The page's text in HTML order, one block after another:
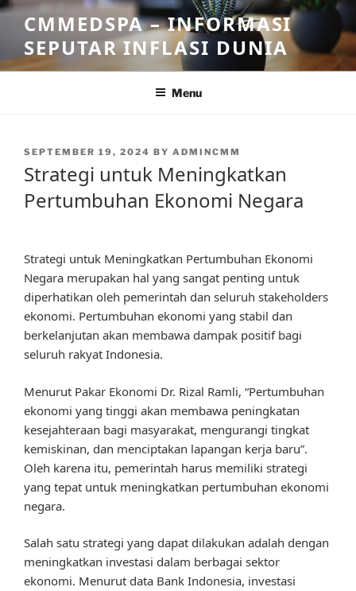
Skip
content
CMMEDSPA – INFORMASI
SEPUTAR INFLASI DUNIA
Menu
POSTED
SEPTEMBER 19, 2024 BY ADMINCMM
Strategi untuk Meningkatkan
Pertumbuhan Ekonomi Negara
Strategi untuk Meningkatkan Pertumbuhan Ekonomi
Negara merupakan hal yang sangat penting untuk
diperhatikan oleh pemerintah dan seluruh stakeholders
ekonomi. Pertumbuhan ekonomi yang stabil dan
berkelanjutan akan membawa dampak positif bagi
seluruh rakyat Indonesia.
Menurut Pakar Ekonomi Dr. Rizal Ramli, “Pertumbuhan
ekonomi yang tinggi akan membawa peningkatan
kesejahteraan bagi masyarakat, mengurangi tingkat
kemiskinan, dan menciptakan lapangan kerja baru”.
Oleh karena itu, pemerintah harus memiliki strategi
yang tepat untuk meningkatkan pertumbuhan ekonomi
negara.
Salah satu strategi yang dapat dilakukan adalah dengan
meningkatkan investasi dalam berbagai sektor
ekonomi. Menurut data Bank Indonesia, investasi